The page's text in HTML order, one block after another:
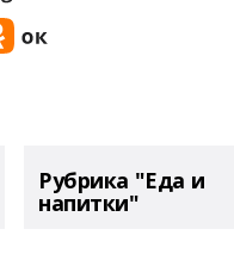
Рубрика "Еда и
напитки"